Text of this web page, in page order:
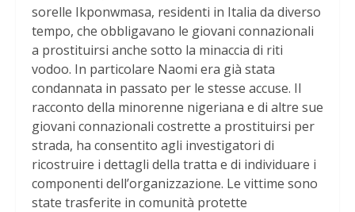
sorelle Ikponwmasa, residenti in Italia da diverso
tempo, che obbligavano le giovani connazionali
a prostituirsi anche sotto la minaccia di riti
vodoo. In particolare Naomi era già stata
condannata in passato per le stesse accuse. Il
racconto della minorenne nigeriana e di altre sue
giovani connazionali costrette a prostituirsi per
strada, ha consentito agli investigatori di
ricostruire i dettagli della tratta e di individuare i
componenti dell’organizzazione. Le vittime sono
state trasferite in comunità protette